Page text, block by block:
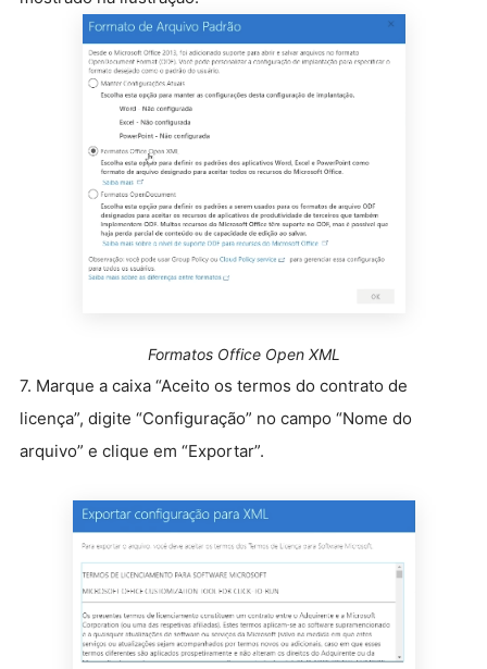
Formatos Office Open XML
7. Marque a caixa “Aceito os termos do contrato de
licença”, digite “Configuração” no campo “Nome do
arquivo” e clique em “Exportar”.